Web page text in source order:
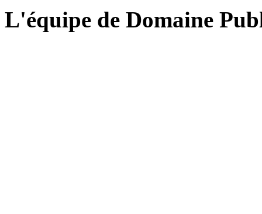
L'équipe de Domaine